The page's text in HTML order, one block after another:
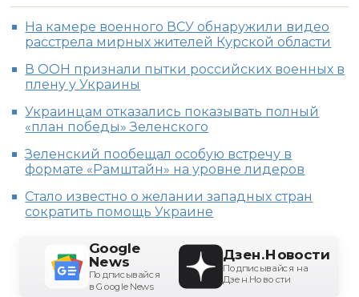
На камере военного ВСУ обнаружили видео
расстрела мирных жителей Курской области
В ООН признали пытки российских военных в
плену у Украины
Украинцам отказались показывать полный
«план победы» Зеленского
Зеленский пообещал особую встречу в
формате «Рамштайн» на уровне лидеров
Стало известно о желании западных стран
сократить помощь Украине
Google
News
Подписывайся
в Google News
Дзен.Новости
Подписывайся на
Дзен.Новости